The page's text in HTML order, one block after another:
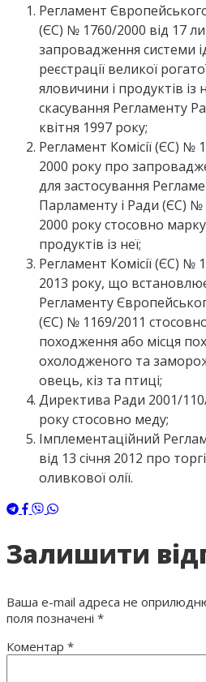
Регламент
(ЄС) № 1760/2000 від 17
запровадження системи
реєстрації великої
яловичини і продуктів із
скасування Регламенту
квітня 1997 року;
Регламент Комісії (ЄС) №
2000 року про
для застосування
Парламенту і Ради (ЄС) №
2000 року стосовно
продуктів із неї;
Регламент Комісії (ЄС) №
2013 року, що
Регламенту
(ЄС) № 1169/2011
походження або місця
охолодженого та
овець, кіз та птиці;
Директива Ради 2001/
року стосовно меду;
Імплементаційний
від 13 січня 2012 про
оливкової олії.
Залишити
Ваша e-mail адреса не
поля позначені *
Коментар *